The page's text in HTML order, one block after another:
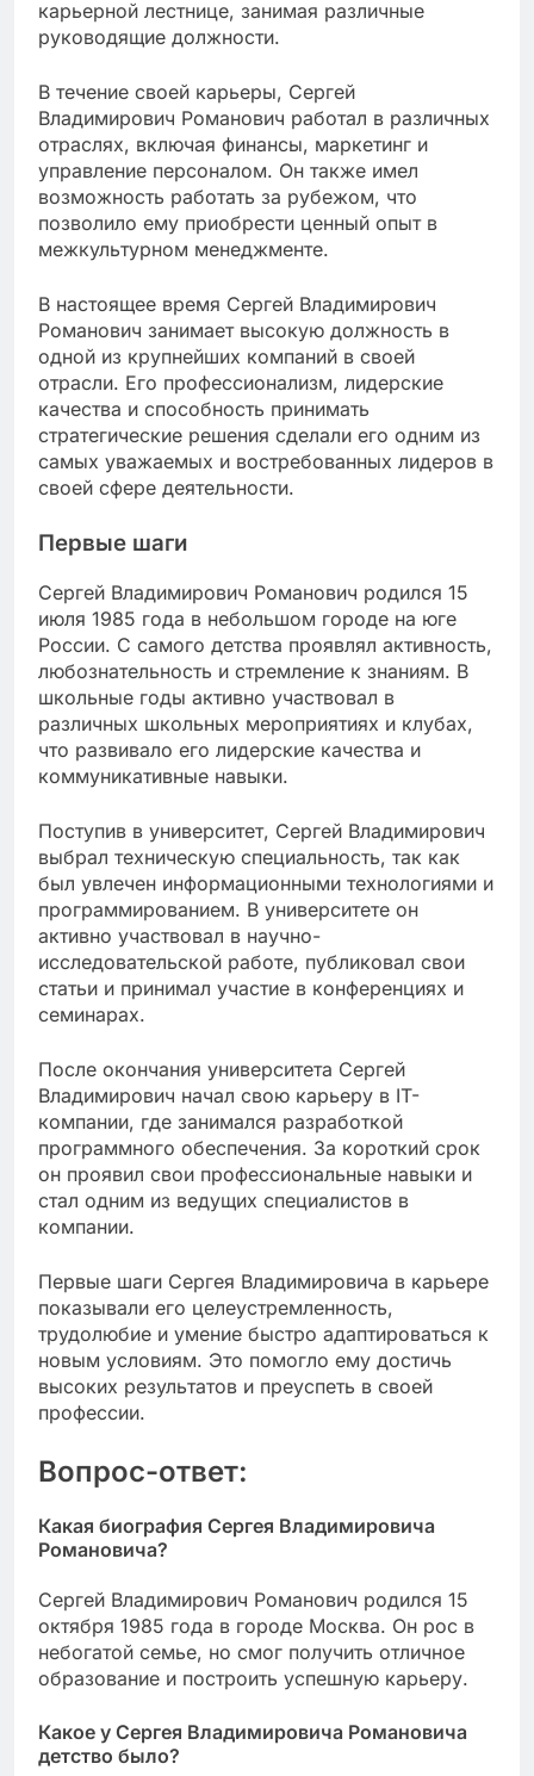
карьерной лестнице, занимая различные
руководящие должности.
В течение своей карьеры, Сергей
Владимирович Романович работал в различных
отраслях, включая финансы, маркетинг и
управление персоналом. Он также имел
возможность работать за рубежом, что
позволило ему приобрести ценный опыт в
межкультурном менеджменте.
В настоящее время Сергей Владимирович
Романович занимает высокую должность в
одной из крупнейших компаний в своей
отрасли. Его профессионализм, лидерские
качества и способность принимать
стратегические решения сделали его одним из
самых уважаемых и востребованных лидеров в
своей сфере деятельности.
Первые шаги
Сергей Владимирович Романович родился 15
июля 1985 года в небольшом городе на юге
России. С самого детства проявлял активность,
любознательность и стремление к знаниям. В
школьные годы активно участвовал в
различных школьных мероприятиях и клубах,
что развивало его лидерские качества и
коммуникативные навыки.
Поступив в университет, Сергей Владимирович
выбрал техническую специальность, так как
был увлечен информационными технологиями и
программированием. В университете он
активно участвовал в научно-
исследовательской работе, публиковал свои
статьи и принимал участие в конференциях и
семинарах.
После окончания университета Сергей
Владимирович начал свою карьеру в IT-
компании, где занимался разработкой
программного обеспечения. За короткий срок
он проявил свои профессиональные навыки и
стал одним из ведущих специалистов в
компании.
Первые шаги Сергея Владимировича в карьере
показывали его целеустремленность,
трудолюбие и умение быстро адаптироваться к
новым условиям. Это помогло ему достичь
высоких результатов и преуспеть в своей
профессии.
Вопрос-ответ:
Какая биография Сергея Владимировича
Романовича?
Сергей Владимирович Романович родился 15
октября 1985 года в городе Москва. Он рос в
небогатой семье, но смог получить отличное
образование и построить успешную карьеру.
Какое у Сергея Владимировича Романовича
детство было?